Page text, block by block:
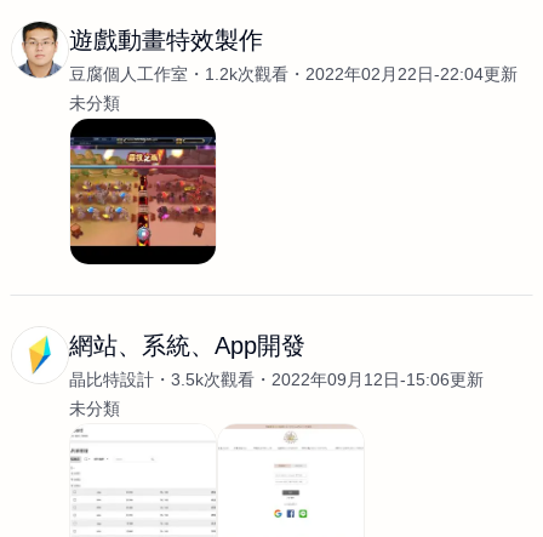
遊戲動畫特效製作
豆腐個人工作室 1.2k次觀看
2022年02月22日-22:04更新
未分類
網站、系統、App開發
晶比特設計 3.5k次觀看
2022年09月12日-15:06更新
未分類